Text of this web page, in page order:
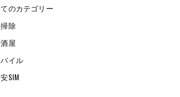
のカテゴリー
除
屋
イル
SIM